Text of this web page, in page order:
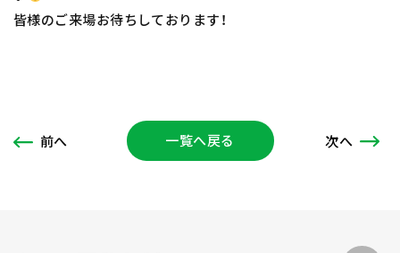
皆様のご来場お待ちしております！
前へ 一覧へ戻る 次へ